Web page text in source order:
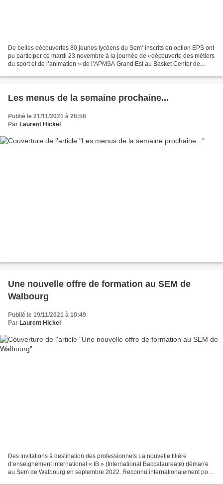
De belles découvertes 80 jeunes lycéens du Sem’ inscrits en option EPS ont
pu participer ce mardi 23 novembre à la journée de «découverte des métiers
du sport et de l’animation » de l’APMSA Grand Est au Basket Center de
Les menus de la semaine prochaine...
Publié le 21/11/2021 à 20:50
Par Laurent Hickel
Une nouvelle offre de formation au SEM de
Walbourg
Publié le 19/11/2021 à 10:49
Par Laurent Hickel
Des invitations à destination des professionnels La nouvelle filière
d’enseignement international « IB » (International Baccalaureate) démarre
au Sem de Walbourg en septembre 2022. Reconnu internationalement pour